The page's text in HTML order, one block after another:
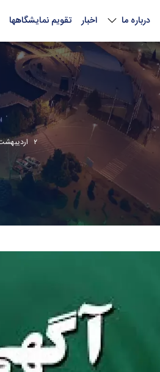
درباره ما اخبار تقویم نمایشگاهها
۲ اردیبهشت ۱۴۰۳